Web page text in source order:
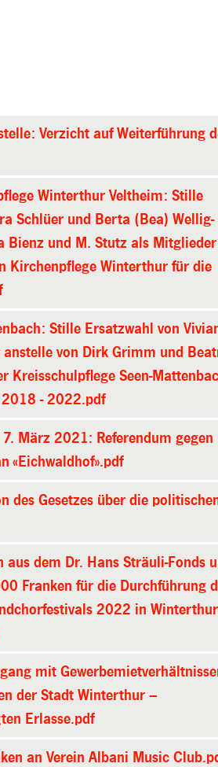
Verzicht auf Weiterführung
Winterthur Veltheim: Stille
Schlüer und Berta (Bea) Wellig-
Bienz und M. Stutz als Mitglieder
Kirchenpflege Winterthur für die
Stille Ersatzwahl von
anstelle von Dirk Grimm und
Kreisschulpflege Seen-
2018 - 2022.pdf
März 2021: Referendum gegen
«Eichwaldhof».pdf
des Gesetzes über die
dem Dr. Hans Sträuli-Fonds
Franken für die Durchführung
2022 in
mit
der Stadt Winterthur –
Erlasse.pdf
an Verein Albani Music